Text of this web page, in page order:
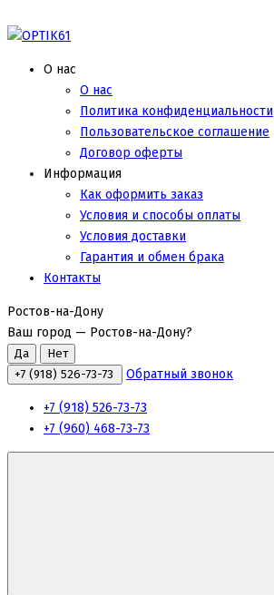
О нас
О нас
Политика конфиденциальности
Пользовательское соглашение
Договор оферты
Информация
Как оформить заказ
Условия и способы оплаты
Условия доставки
Гарантия и обмен брака
Контакты
Ростов-на-Дону
Ваш город — Ростов-на-Дону?
+7 (918) 526-73-73 Обратный звонок
+7 (918) 526-73-73
+7 (960) 468-73-73